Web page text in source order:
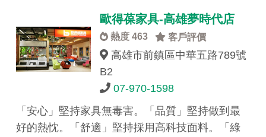
歐得葆家具-高雄夢時代店
熱度 463 客戶評價
高雄市前鎮區中華五路789號
B2
07-970-1598
「安心」堅持家具無毒害。「品質」堅持做到最
好的熱忱。「舒適」堅持採用高科技面料。「綠